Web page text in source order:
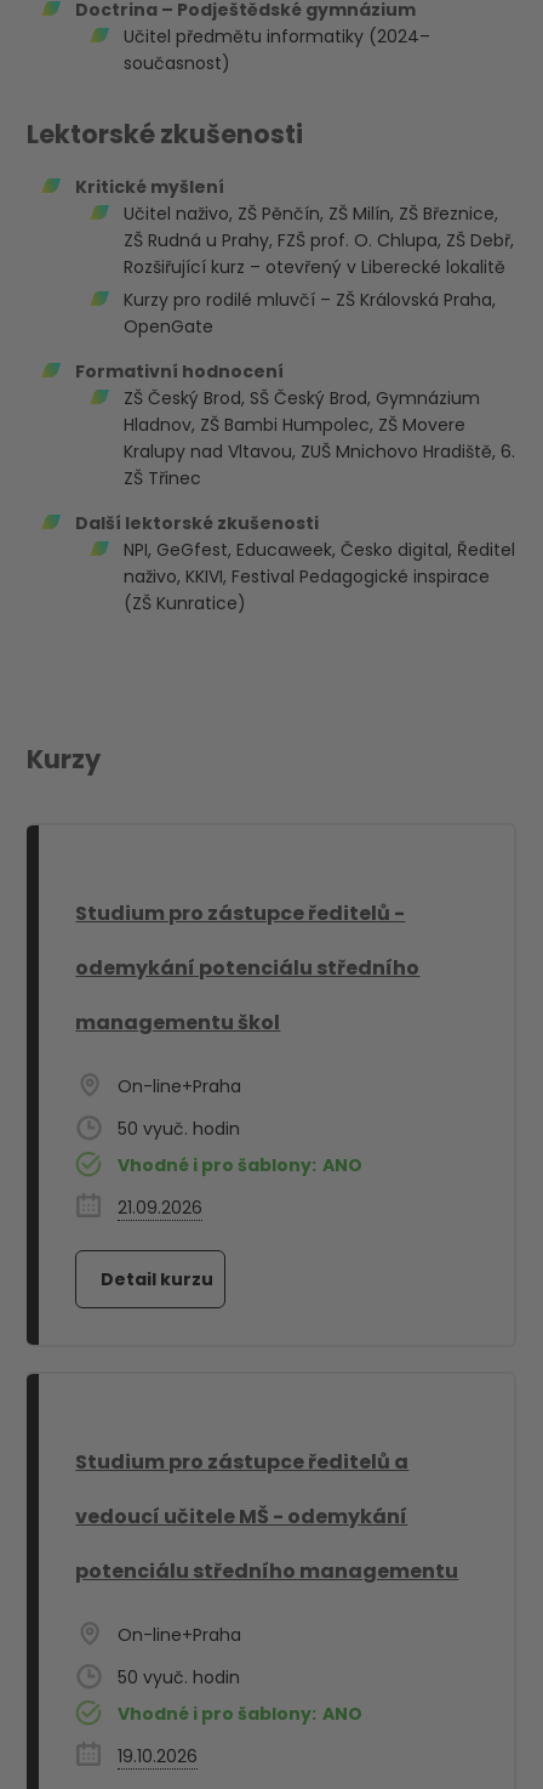
Doctrina – Podještědské gymnázium
Učitel předmětu informatiky (2024–
současnost)
Lektorské zkušenosti
Kritické myšlení
Učitel naživo, ZŠ Pěnčín, ZŠ Milín, ZŠ Březnice,
ZŠ Rudná u Prahy, FZŠ prof. O. Chlupa, ZŠ Debř,
Rozšiřující kurz – otevřený v Liberecké lokalitě
Kurzy pro rodilé mluvčí – ZŠ Královská Praha,
OpenGate
Formativní hodnocení
ZŠ Český Brod, SŠ Český Brod, Gymnázium
Hladnov, ZŠ Bambi Humpolec, ZŠ Movere
Kralupy nad Vltavou, ZUŠ Mnichovo Hradiště, 6.
ZŠ Třinec
Další lektorské zkušenosti
NPI, GeGfest, Educaweek, Česko digital, Ředitel
naživo, KKIVI, Festival Pedagogické inspirace
(ZŠ Kunratice)
Kurzy
Studium pro zástupce ředitelů -
odemykání potenciálu středního
managementu škol
On-line+Praha
50
Vhodné i pro šablony: ANO
21.09.2026
Studium pro zástupce ředitelů a
vedoucí učitele MŠ - odemykání
potenciálu středního managementu
On-line+Praha
50
Vhodné i pro šablony: ANO
19.10.2026